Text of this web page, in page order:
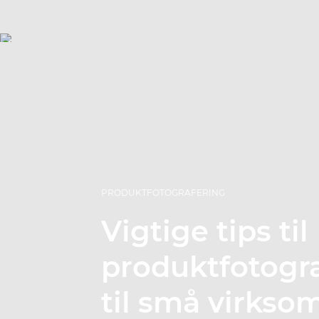
PRODUKTFOTOGRAFERING
Vigtige tips til
til små